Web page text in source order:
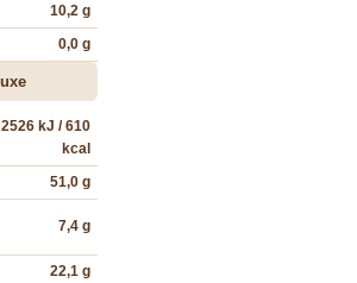
10,2 g
0,0 g
2526 kJ / 610
kcal
51,0 g
7,4 g
22,1 g